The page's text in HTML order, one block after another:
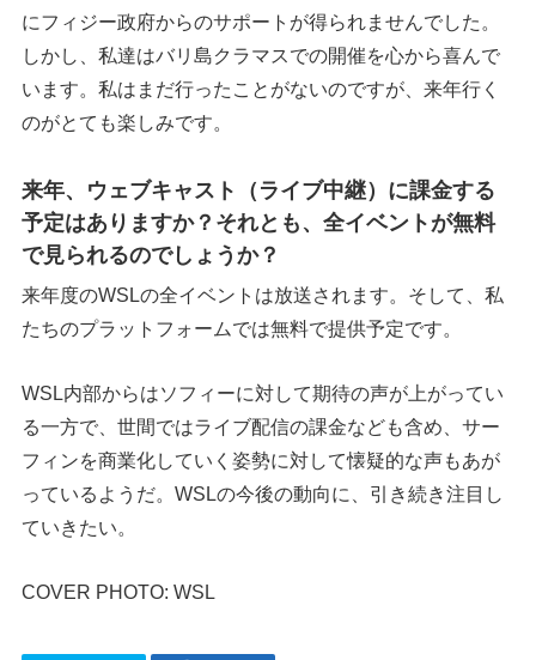
にフィジー政府からのサポートが得られませんでした。
しかし、私達はバリ島クラマスでの開催を心から喜んで
います。私はまだ行ったことがないのですが、来年行く
のがとても楽しみです。
来年、ウェブキャスト（ライブ中継）に課金する
予定はありますか？それとも、全イベントが無料
で見られるのでしょうか？
来年度のWSLの全イベントは放送されます。そして、私
たちのプラットフォームでは無料で提供予定です。
WSL内部からはソフィーに対して期待の声が上がってい
る一方で、世間ではライブ配信の課金なども含め、サー
フィンを商業化していく姿勢に対して懐疑的な声もあが
っているようだ。WSLの今後の動向に、引き続き注目し
ていきたい。
COVER PHOTO: WSL